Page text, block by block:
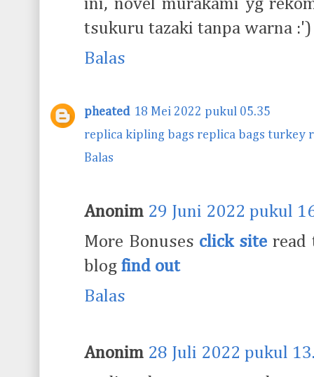
ini, novel murakami yg
tsukuru tazaki tanpa warna :')
Balas
pheated 18 Mei 2022 pukul 05.35
replica kipling bags replica bags turkey
Balas
Anonim 29 Juni 2022 pukul
More Bonuses click site read
blog find out
Balas
Anonim 28 Juli 2022 pukul